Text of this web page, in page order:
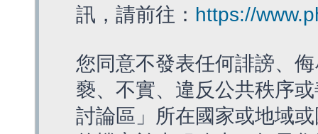
訊，請前往： https://
您同意不發表任何誹謗、
褻、不實、違反公共秩序
討論區」所在國家或地域